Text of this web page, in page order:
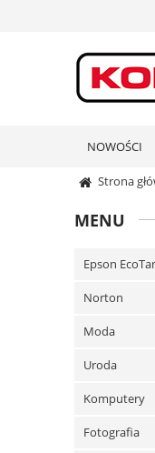
NOWOŚCI
Strona
MENU
Epson
Norton
Moda
Uroda
Komputery
Fotografia